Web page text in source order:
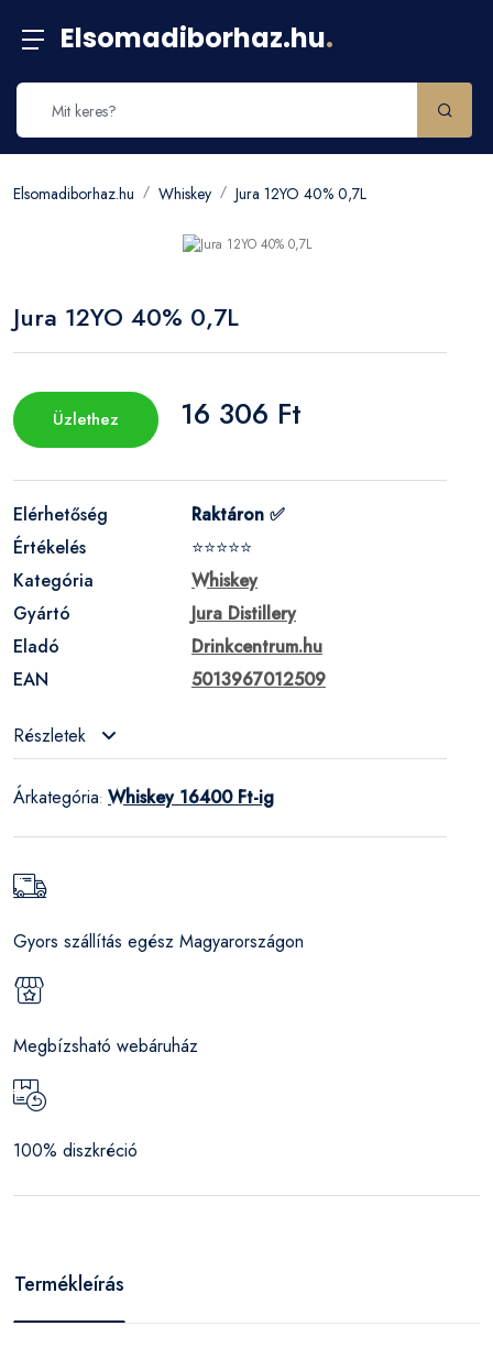
Elsomadiborhaz.hu.
Elsomadiborhaz.hu Whiskey Jura 12YO 40% 0,7L
Jura 12YO 40% 0,7L
Üzlethez 16 306 Ft
Elérhetőség
Raktáron ✅
Értékelés
⭐⭐⭐⭐⭐
Kategória
Whiskey
Gyártó
Jura Distillery
Eladó
Drinkcentrum.hu
EAN
5013967012509
Részletek
Árkategória: Whiskey 16400 Ft-ig
Gyors szállítás egész Magyarországon
Megbízsható webáruház
100% diszkréció
Termékleírás